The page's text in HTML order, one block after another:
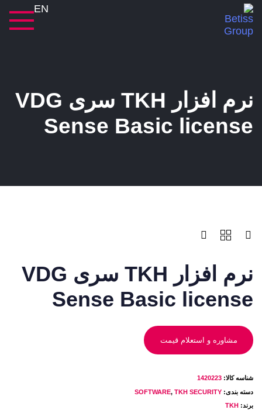
EN
نرم افزار TKH سری VDG
Sense Basic license
نرم افزار TKH سری VDG
Sense Basic license
مشاوره و استعلام قیمت
شناسه کالا: 1420223
دسته بندی:
SOFTWARE, TKH SECURITY
برند: TKH